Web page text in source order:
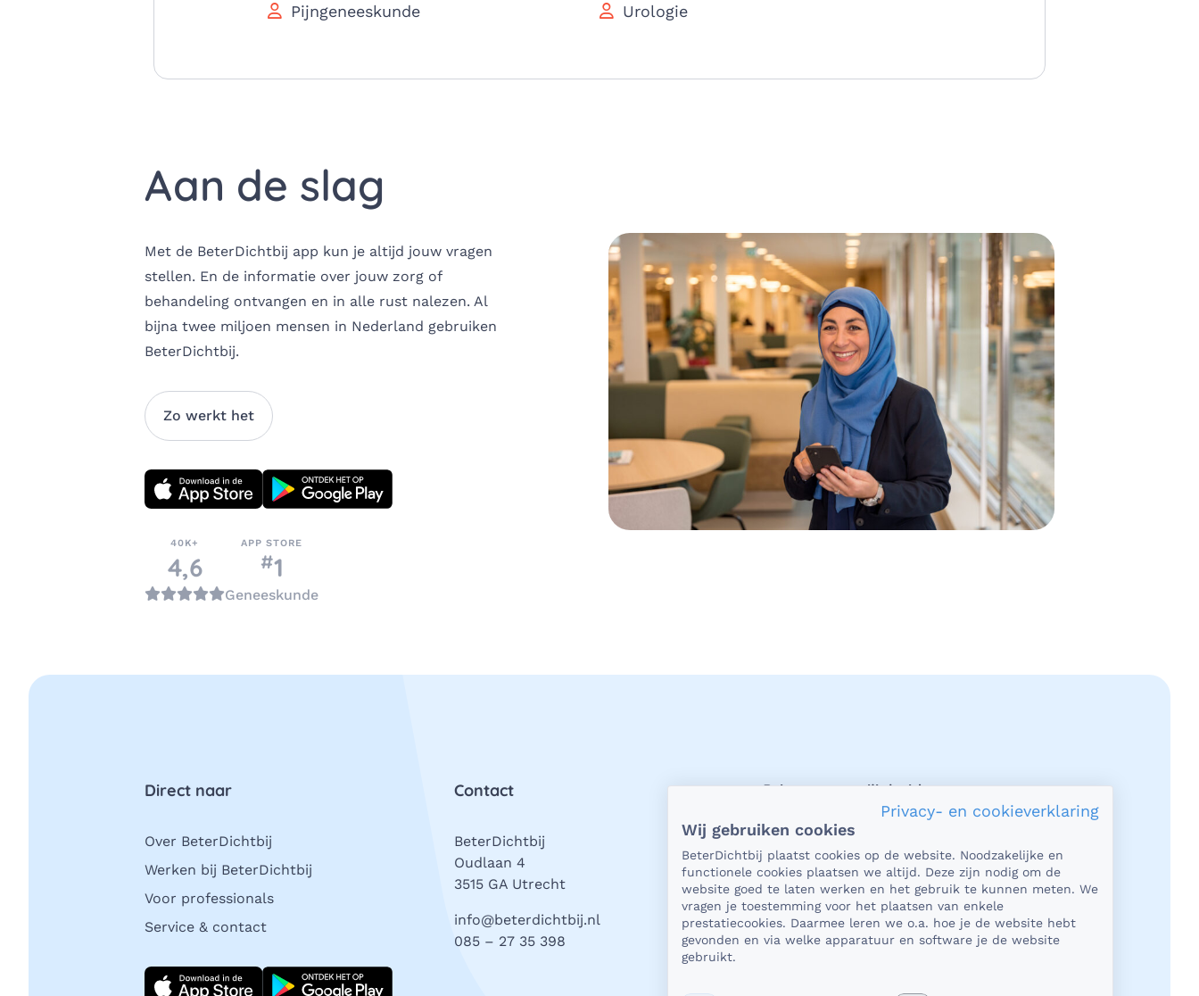
Pijngeneeskunde
Urologie
Aan de slag
Met de BeterDichtbij app kun je altijd jouw vragen
stellen. En de informatie over jouw zorg of
behandeling ontvangen en in alle rust nalezen. Al
bijna twee miljoen mensen in Nederland gebruiken
BeterDichtbij. ​
Zo werkt het
Download direct
40K+
4,6
APP STORE
#nummer
1
in de categorie
Geneeskunde
Direct naar
Over BeterDichtbij
Werken bij BeterDichtbij
Voor professionals
Service & contact
Download direct
Contact
BeterDichtbij
Oudlaan 4
3515 GA Utrecht
info@beterdichtbij.nl
085 – 27 35 398
Privacy en veiligheid
Als het gaat om je gezondheid, dan is het
natuurlijk heel belangrijk dat je jouw
vragen in een beveiligde omgeving kunt
stellen. En dat je er zeker van bent dat
wat je deelt, niet in verkeerde handen
valt. Daar kun je op rekenen bij
Privacy- en cookieverklaring
Wij gebruiken cookies
BeterDichtbij plaatst cookies op de website. Noodzakelijke en
functionele cookies plaatsen we altijd. Deze zijn nodig om de
website goed te laten werken en het gebruik te kunnen meten. We
vragen je toestemming voor het plaatsen van enkele
prestatiecookies. Daarmee leren we o.a. hoe je de website hebt
gevonden en via welke apparatuur en software je de website
gebruikt.